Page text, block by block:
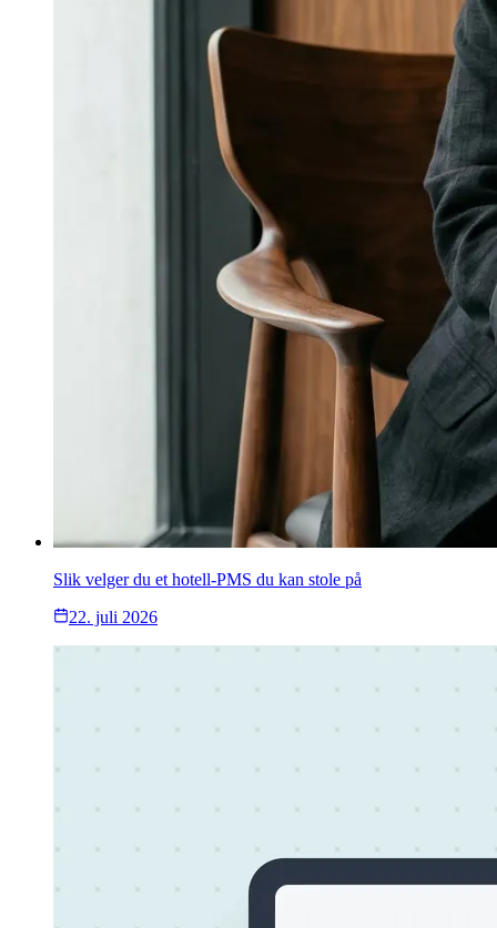
Slik velger du et hotell-PMS du kan stole på
22. juli 2026